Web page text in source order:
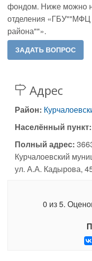
фондом. Ниже можно
отделения «ГБУ""МФЦ
района""».
Адрес
Район:
Населённый пункт:
Полный адрес:
Курчалоевский
ул. А.А. Кадырова,
0 из5.